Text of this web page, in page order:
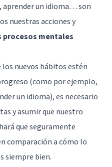
aprender un idioma… son
nuestras acciones y
procesos mentales
los nuevos hábitos estén
(como por ejemplo,
un idioma), es necesario
y asumir que nuestro
que seguramente
comparación a cómo lo
siempre bien.